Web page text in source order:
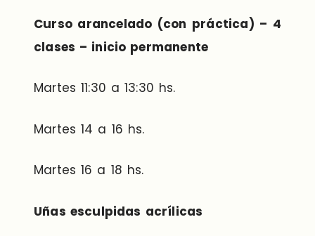
Curso arancelado (con práctica) – 4
clases – inicio permanente
Martes 11:30 a 13:30 hs.
Martes 14 a 16 hs.
Martes 16 a 18 hs.
Uñas esculpidas acrílicas